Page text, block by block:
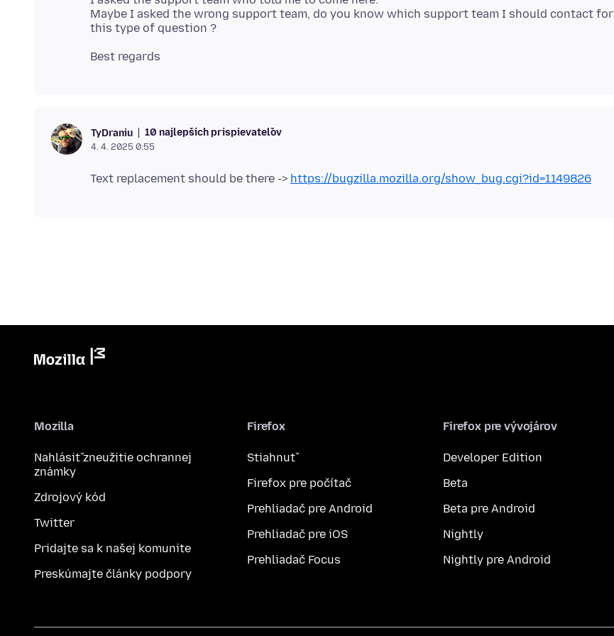
Maybe I asked the wrong support team, do you know which support team I should contact for
TyDraniu 10 najlepších prispievateľov
4. 4. 2025 0:55
Text replacement should be there -> https://bugzilla.mozilla.org/show_bug.cgi?id=1149826
Mozilla
Nahlásiť zneužitie ochrannej
známky
Zdrojový kód
Twitter
Pridajte sa k našej komunite
Preskúmajte články podpory
Firefox
Stiahnuť
Firefox pre počítač
Prehliadač pre Android
Prehliadač pre iOS
Prehliadač Focus
Firefox pre vývojárov
Developer Edition
Beta
Beta pre Android
Nightly
Nightly pre Android